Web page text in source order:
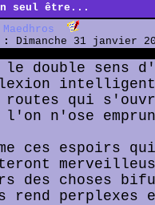
seul être...
Maedhros
:
Dimanche 31 janvier
le double sens
routes qui
l'on n'ose
ces espoirs
des choses
rend perplexes